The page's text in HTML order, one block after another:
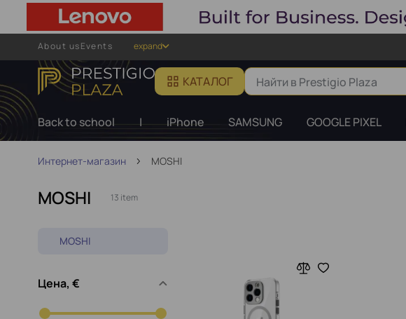
About usEvents expand
КАТАЛОГ
Back to school | iPhone SAMSUNG GOOGLE PIXEL
Интернет-магазин MOSHI
MOSHI 13 item
MOSHI
Цена, €